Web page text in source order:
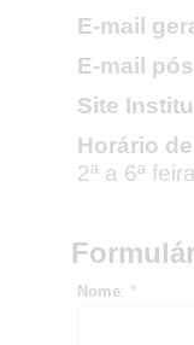
E-mail
E-mail
Site
Horário
2ª a 6ª
Nome: *